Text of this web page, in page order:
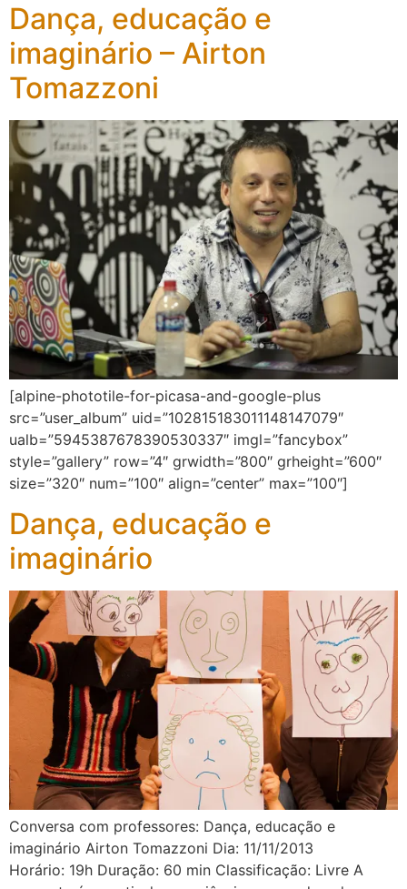
Dança, educação e
imaginário – Airton
Tomazzoni
[alpine-phototile-for-picasa-and-google-plus
src=”user_album” uid=”102815183011148147079″
ualb=”5945387678390530337″ imgl=”fancybox”
style=”gallery” row=”4″ grwidth=”800″ grheight=”600″
size=”320″ num=”100″ align=”center” max=”100″]
Dança, educação e
imaginário
Conversa com professores: Dança, educação e
imaginário Airton Tomazzoni Dia: 11/11/2013
Horário: 19h Duração: 60 min Classificação: Livre A